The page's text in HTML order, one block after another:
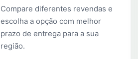
Compare diferentes revendas e
escolha a opção com melhor
prazo de entrega para a sua
região.